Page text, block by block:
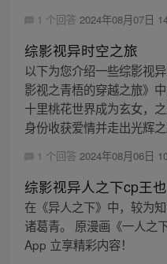
1 个回答 2024年08月07日
综影视异时空之旅
以下为您介绍一些综影视
影视之青梧的穿越之旅》
十里桃花世界成为玄女，
身份收获爱情并走出光辉
1 个回答 2024年08月06日
综影视异人之下cp王也
在《异人之下》中，较为
诸葛青。 原漫画《一人之
App 立享精彩内容！